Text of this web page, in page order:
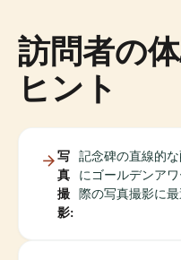
訪問者の
ヒント
写
真
撮
影:
記念碑の直線的
にゴールデンア
際の写真撮影に最